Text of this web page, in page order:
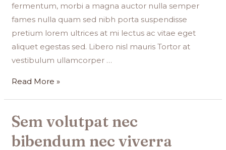
fermentum, morbi a magna auctor nulla semper
fames nulla quam sed nibh porta suspendisse
pretium lorem ultrices at mi lectus ac vitae eget
aliquet egestas sed. Libero nisl mauris Tortor at
vestibulum ullamcorper …
Read More »
Sem volutpat nec
bibendum nec viverra